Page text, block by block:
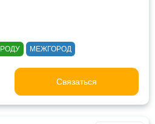
МЕЖГОРОД
Связаться